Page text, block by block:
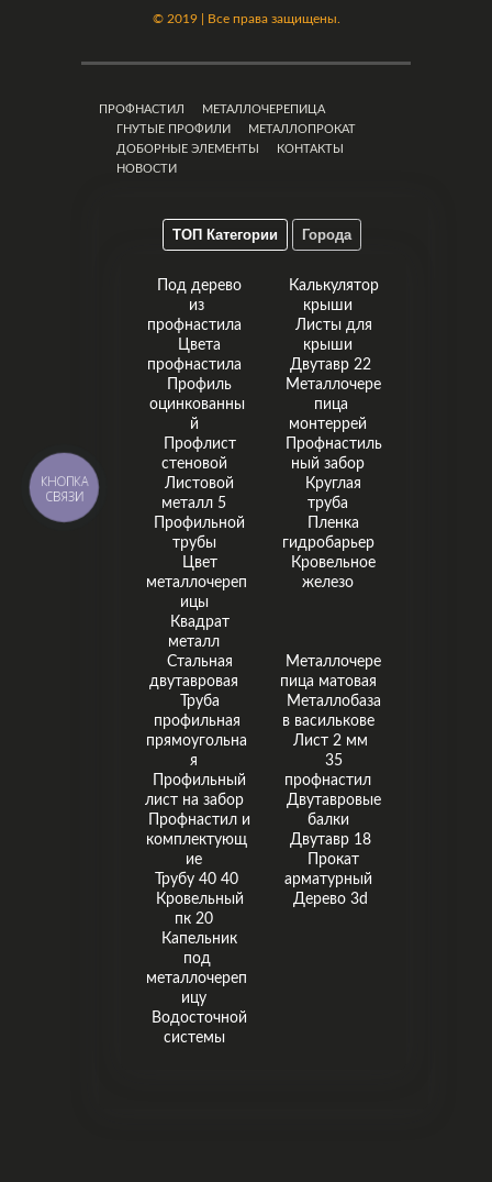
© 2019 | Все права защищены.
ПРОФНАСТИЛ
МЕТАЛЛОЧЕРЕПИЦА
ГНУТЫЕ ПРОФИЛИ
МЕТАЛЛОПРОКАТ
ДОБОРНЫЕ ЭЛЕМЕНТЫ
КОНТАКТЫ
НОВОСТИ
ТОП Категории Города
Под дерево
из
профнастила
Цвета
профнастила
Профиль
оцинкованны
й
Профлист
стеновой
Листовой
металл 5
Профильной
трубы
Цвет
металлочереп
ицы
Квадрат
металл
Калькулятор
крыши
Листы для
крыши
Двутавр 22
Металлочере
пица
монтеррей
Профнастиль
ный забор
Круглая
труба
Пленка
гидробарьер
Кровельное
железо
Стальная
двутавровая
Труба
профильная
прямоугольна
я
Профильный
лист на забор
Профнастил и
комплектующ
ие
Трубу 40 40
Кровельный
пк 20
Капельник
под
металлочереп
ицу
Водосточной
системы
Металлочере
пица матовая
Металлобаза
в василькове
Лист 2 мм
35
профнастил
Двутавровые
балки
Двутавр 18
Прокат
арматурный
Дерево 3d
КНОПКА
СВЯЗИ